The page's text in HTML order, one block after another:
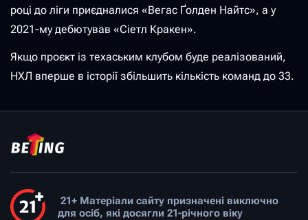
році до ліги приєдналися «Вегас Ґолден Найтс», а у
2021-му дебютував «Сіетл Кракен».
Якщо проєкт із техаським клубом буде реалізований,
НХЛ вперше в історії збільшить кількість команд до 33.
21+ Матеріали сайту призначені виключно
для осіб, які досягли 21-річного віку